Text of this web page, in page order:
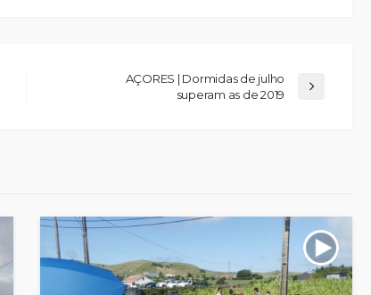
AÇORES | Dormidas de julho
superam as de 2019